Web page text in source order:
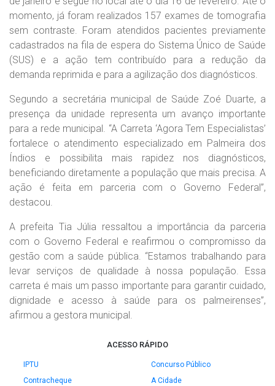
momento, já foram realizados 157 exames de tomografia
sem contraste. Foram atendidos pacientes previamente
cadastrados na fila de espera do Sistema Único de Saúde
(SUS) e a ação tem contribuído para a redução da
demanda reprimida e para a agilização dos diagnósticos.
Segundo a secretária municipal de Saúde Zoé Duarte, a
presença da unidade representa um avanço importante
para a rede municipal. “A Carreta ‘Agora Tem Especialistas’
fortalece o atendimento especializado em Palmeira dos
Índios e possibilita mais rapidez nos diagnósticos,
beneficiando diretamente a população que mais precisa. A
ação é feita em parceria com o Governo Federal”,
destacou.
A prefeita Tia Júlia ressaltou a importância da parceria
com o Governo Federal e reafirmou o compromisso da
gestão com a saúde pública. “Estamos trabalhando para
levar serviços de qualidade à nossa população. Essa
carreta é mais um passo importante para garantir cuidado,
dignidade e acesso à saúde para os palmeirenses”,
afirmou a gestora municipal.
ACESSO RÁPIDO
IPTU
Concurso Público
Contracheque
A Cidade